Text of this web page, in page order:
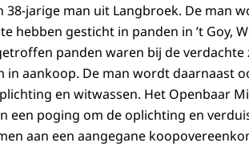
38-jarige man uit Langbroek. De man
hebben gesticht in panden in ’t Goy,
panden waren bij de
in aankoop. De man wordt daarnaast
en witwassen. Het Openbaar
een poging om de oplichting en
aan een aangegane